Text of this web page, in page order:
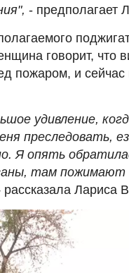
- предполагает
говорит, что
пожаром, и сейчас
удивление,
преследовать,
Я опять
там пожимают
рассказала Лариса